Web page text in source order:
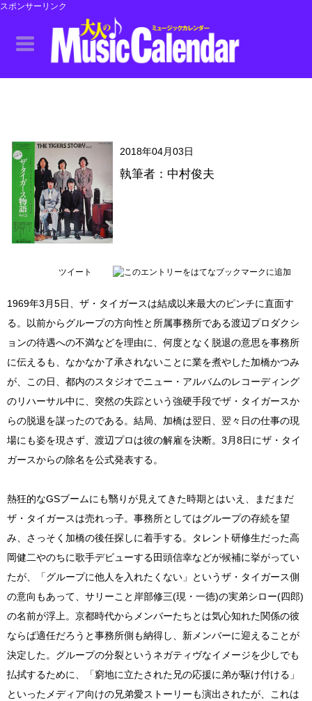
スポンサーリンク
2018年04月03日
執筆者：中村俊夫
ツイート
1969年3月5日、ザ・タイガースは結成以来最大のピンチに直面す
る。以前からグループの方向性と所属事務所である渡辺プロダクシ
ョンの待遇への不満などを理由に、何度となく脱退の意思を事務所
に伝えるも、なかなか了承されないことに業を煮やした加橋かつみ
が、この日、都内のスタジオでニュー・アルバムのレコーディング
のリハーサル中に、突然の失踪という強硬手段でザ・タイガースか
らの脱退を謀ったのである。結局、加橋は翌日、翌々日の仕事の現
場にも姿を現さず、渡辺プロは彼の解雇を決断。3月8日にザ・タイ
ガースからの除名を公式発表する。
熱狂的なGSブームにも翳りが見えてきた時期とはいえ、まだまだ
ザ・タイガースは売れっ子。事務所としてはグループの存続を望
み、さっそく加橋の後任探しに着手する。タレント研修生だった高
岡健二やのちに歌手デビューする田頭信幸などが候補に挙がってい
たが、「グループに他人を入れたくない」というザ・タイガース側
の意向もあって、サリーこと岸部修三(現・一徳)の実弟シロー(四郎)
の名前が浮上。京都時代からメンバーたちとは気心知れた関係の彼
ならば適任だろうと事務所側も納得し、新メンバーに迎えることが
決定した。グループの分裂というネガティヴなイメージを少しでも
払拭するために、「窮地に立たされた兄の応援に弟が駆け付ける」
といったメディア向けの兄弟愛ストーリーも演出されたが、これは